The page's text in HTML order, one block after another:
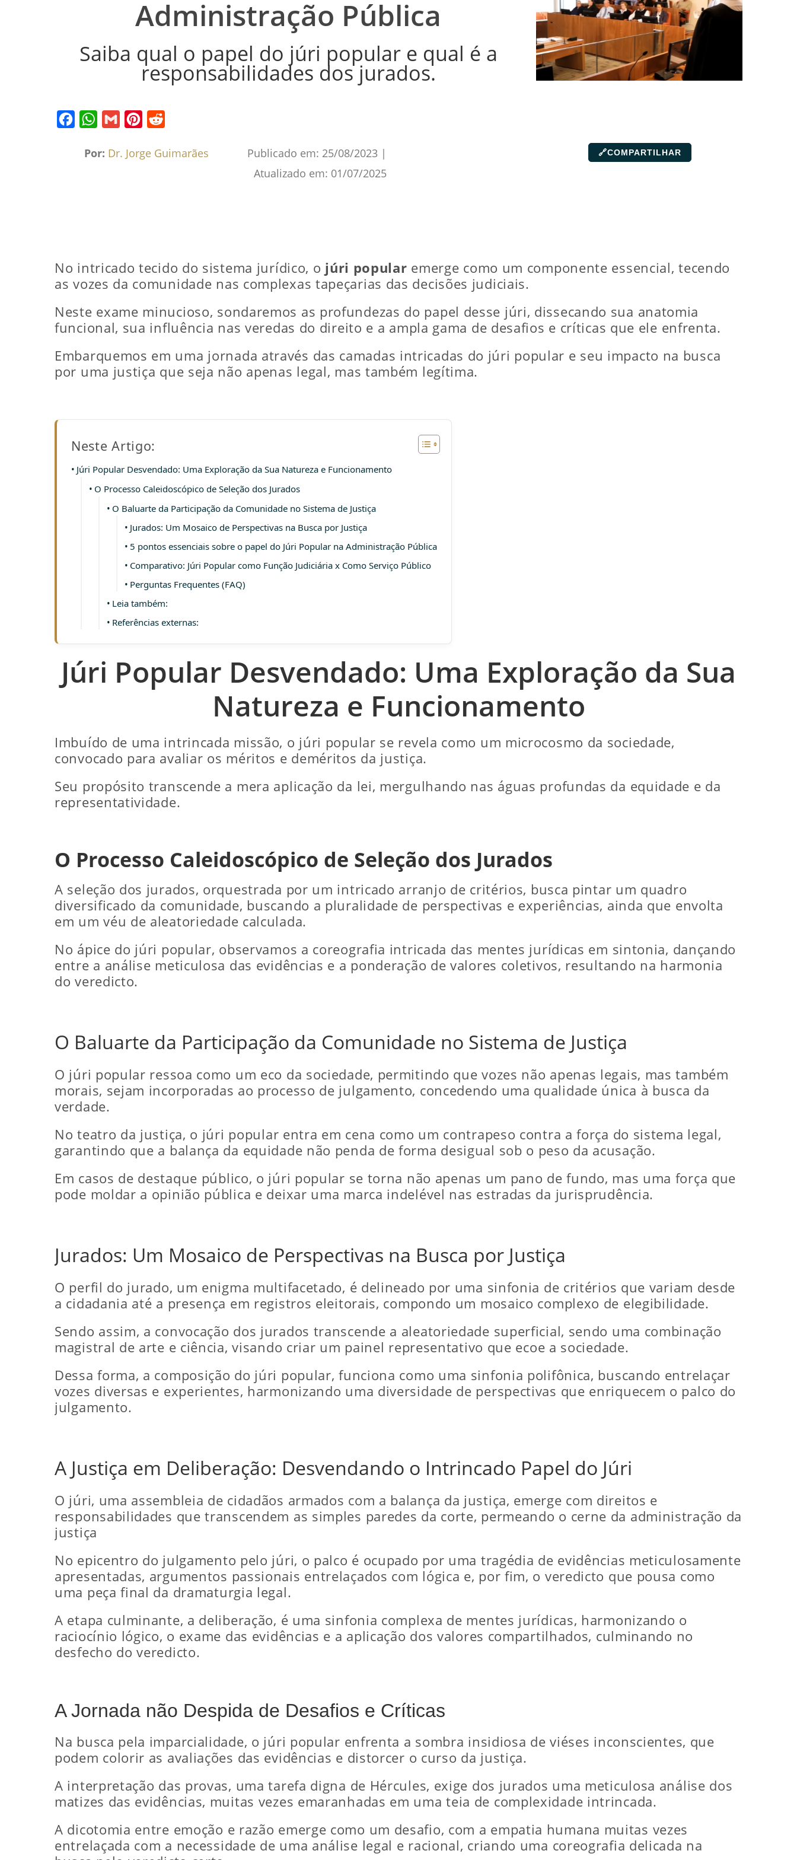
Administração Pública
Saiba qual o papel do júri popular e qual é a
responsabilidades dos jurados.
FacebookWhatsApp
Gmail Pinterest
Por: Dr. Jorge Guimarães Publicado em: 25/08/2023 |
Atualizado em: 01/07/2025
🔗COMPARTILHAR
No intricado tecido do sistema jurídico, o júri popular emerge como um componente essencial, tecendo
as vozes da comunidade nas complexas tapeçarias das decisões judiciais.
Neste exame minucioso, sondaremos as profundezas do papel desse júri, dissecando sua anatomia
funcional, sua influência nas veredas do direito e a ampla gama de desafios e críticas que ele enfrenta.
Embarquemos em uma jornada através das camadas intricadas do júri popular e seu impacto na busca
por uma justiça que seja não apenas legal, mas também legítima.
Neste Artigo:
Júri Popular Desvendado: Uma Exploração da Sua Natureza e Funcionamento
O Processo Caleidoscópico de Seleção dos Jurados
O Baluarte da Participação da Comunidade no Sistema de Justiça
Jurados: Um Mosaico de Perspectivas na Busca por Justiça
5 pontos essenciais sobre o papel do Júri Popular na Administração Pública
Comparativo: Júri Popular como Função Judiciária x Como Serviço Público
Perguntas Frequentes (FAQ)
Leia também:
Referências externas:
Júri Popular Desvendado: Uma Exploração da Sua
Natureza e Funcionamento
Imbuído de uma intrincada missão, o júri popular se revela como um microcosmo da sociedade,
convocado para avaliar os méritos e deméritos da justiça.
Seu propósito transcende a mera aplicação da lei, mergulhando nas águas profundas da equidade e da
representatividade.
O Processo Caleidoscópico de Seleção dos Jurados
A seleção dos jurados, orquestrada por um intricado arranjo de critérios, busca pintar um quadro
diversificado da comunidade, buscando a pluralidade de perspectivas e experiências, ainda que envolta
em um véu de aleatoriedade calculada.
No ápice do júri popular, observamos a coreografia intricada das mentes jurídicas em sintonia, dançando
entre a análise meticulosa das evidências e a ponderação de valores coletivos, resultando na harmonia
do veredicto.
O Baluarte da Participação da Comunidade no Sistema de Justiça
O júri popular ressoa como um eco da sociedade, permitindo que vozes não apenas legais, mas também
morais, sejam incorporadas ao processo de julgamento, concedendo uma qualidade única à busca da
verdade.
No teatro da justiça, o júri popular entra em cena como um contrapeso contra a força do sistema legal,
garantindo que a balança da equidade não penda de forma desigual sob o peso da acusação.
Em casos de destaque público, o júri popular se torna não apenas um pano de fundo, mas uma força que
pode moldar a opinião pública e deixar uma marca indelével nas estradas da jurisprudência.
Jurados: Um Mosaico de Perspectivas na Busca por Justiça
O perfil do jurado, um enigma multifacetado, é delineado por uma sinfonia de critérios que variam desde
a cidadania até a presença em registros eleitorais, compondo um mosaico complexo de elegibilidade.
Sendo assim, a convocação dos jurados transcende a aleatoriedade superficial, sendo uma combinação
magistral de arte e ciência, visando criar um painel representativo que ecoe a sociedade.
Dessa forma, a composição do júri popular, funciona como uma sinfonia polifônica, buscando entrelaçar
vozes diversas e experientes, harmonizando uma diversidade de perspectivas que enriquecem o palco do
julgamento.
A Justiça em Deliberação: Desvendando o Intrincado Papel do Júri
O júri, uma assembleia de cidadãos armados com a balança da justiça, emerge com direitos e
responsabilidades que transcendem as simples paredes da corte, permeando o cerne da administração da
justiça
No epicentro do julgamento pelo júri, o palco é ocupado por uma tragédia de evidências meticulosamente
apresentadas, argumentos passionais entrelaçados com lógica e, por fim, o veredicto que pousa como
uma peça final da dramaturgia legal.
A etapa culminante, a deliberação, é uma sinfonia complexa de mentes jurídicas, harmonizando o
raciocínio lógico, o exame das evidências e a aplicação dos valores compartilhados, culminando no
desfecho do veredicto.
A Jornada não Despida de Desafios e Críticas
Na busca pela imparcialidade, o júri popular enfrenta a sombra insidiosa de viéses inconscientes, que
podem colorir as avaliações das evidências e distorcer o curso da justiça.
A interpretação das provas, uma tarefa digna de Hércules, exige dos jurados uma meticulosa análise dos
matizes das evidências, muitas vezes emaranhadas em uma teia de complexidade intrincada.
A dicotomia entre emoção e razão emerge como um desafio, com a empatia humana muitas vezes
entrelaçada com a necessidade de uma análise legal e racional, criando uma coreografia delicada na